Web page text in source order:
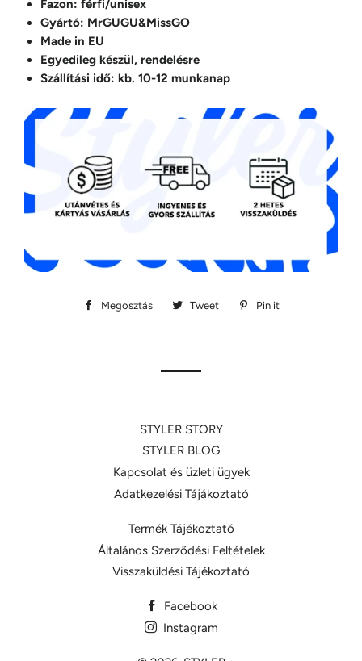
Fazon: férfi/unisex
Gyártó: MrGUGU&MissGO
Made in EU
Egyedileg készül, rendelésre
Szállítási idő: kb. 10-12 munkanap
Megosztás
Megosztás
Tweet
Megosztás
Pin it
STYLER STORY
STYLER BLOG
Kapcsolat és üzleti ügyek
Adatkezelési Tájákoztató
Termék Tájékoztató
Általános Szerződési Feltételek
Visszaküldési Tájékoztató
Facebook
Instagram